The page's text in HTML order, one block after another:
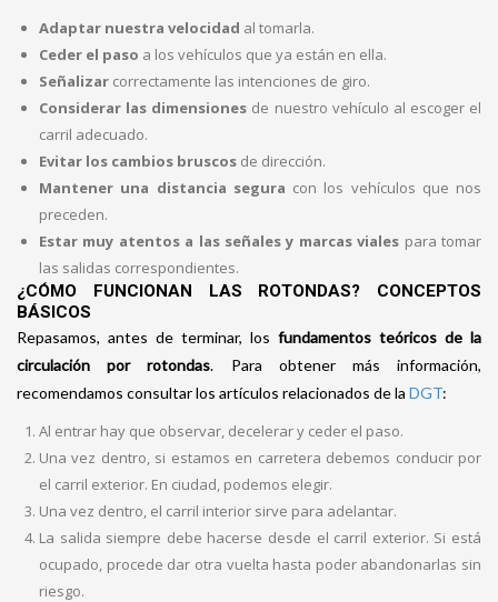
Adaptar nuestra velocidad al tomarla.
Ceder el paso a los vehículos que ya están en ella.
Señalizar correctamente las intenciones de giro.
Considerar las dimensiones de nuestro vehículo al escoger el
carril adecuado.
Evitar los cambios bruscos de dirección.
Mantener una distancia segura con los vehículos que nos
preceden.
Estar muy atentos a las señales y marcas viales para tomar
las salidas correspondientes.
¿CÓMO FUNCIONAN LAS ROTONDAS? CONCEPTOS
BÁSICOS
Repasamos, antes de terminar, los fundamentos teóricos de la
circulación por rotondas. Para obtener más información,
recomendamos consultar los artículos relacionados de la DGT:
Al entrar hay que observar, decelerar y ceder el paso.
Una vez dentro, si estamos en carretera debemos conducir por
el carril exterior. En ciudad, podemos elegir.
Una vez dentro, el carril interior sirve para adelantar.
La salida siempre debe hacerse desde el carril exterior. Si está
ocupado, procede dar otra vuelta hasta poder abandonarlas sin
riesgo.